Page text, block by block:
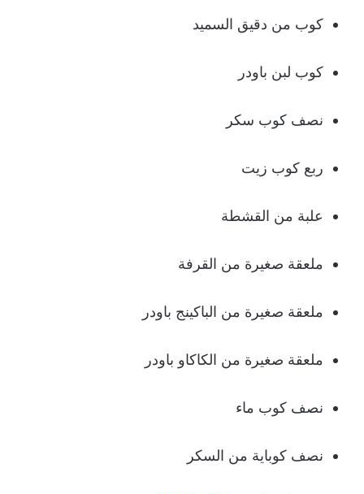
كوب من دقيق السميد
كوب لبن باودر
نصف كوب سكر
ربع كوب زيت
علبة من القشطة
ملعقة صغيرة من القرفة
ملعقة صغيرة من الباكينج باودر
ملعقة صغيرة من الكاكاو باودر
نصف كوب ماء
نصف كوباية من السكر